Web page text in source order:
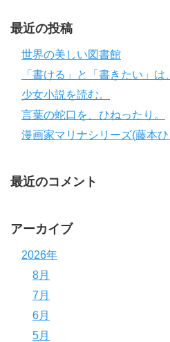
最近の投稿
世界の美しい図書館
「書ける」と「書きたい」は
少女小説を読む。
言葉の蛇口を、ひねったり。
漫画家マリナシリーズ(藤本
最近のコメント
アーカイブ
2026年
8月
7月
6月
5月